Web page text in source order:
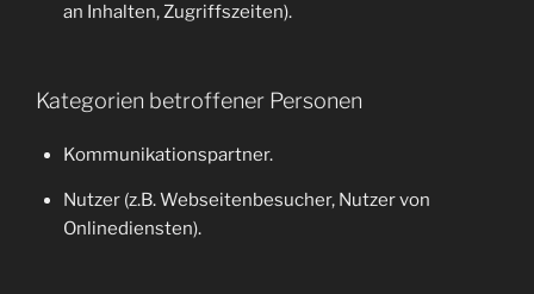
an Inhalten, Zugriffszeiten).
Kategorien betroffener Personen
Kommunikationspartner.
Nutzer (z.B. Webseitenbesucher, Nutzer von
Onlinediensten).